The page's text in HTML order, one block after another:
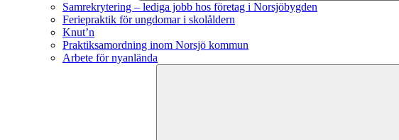
Samrekrytering – lediga jobb hos företag i Norsjöbygden
Feriepraktik för ungdomar i skolåldern
Knut’n
Praktiksamordning inom Norsjö kommun
Arbete för nyanlända